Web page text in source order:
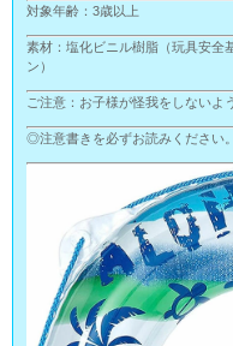
対象年齢：3歳以上
素材：塩化ビニル樹脂（玩具安全
ン）
ご注意：お子様が怪我をしないよ
◎注意書きを必ずお読みください。